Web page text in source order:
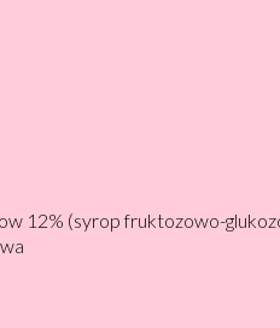
12% (syrop fruktozowo-